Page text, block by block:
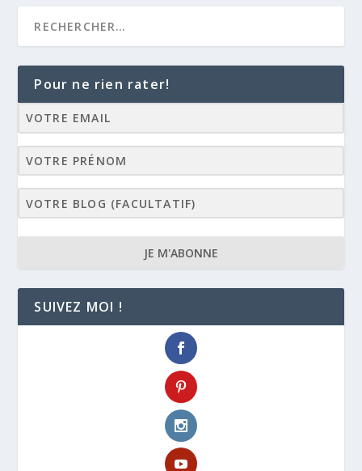
Pour ne rien rater!
JE M'ABONNE
SUIVEZ MOI !